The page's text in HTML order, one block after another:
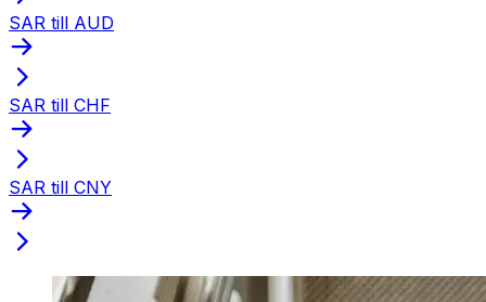
SAR till AUD
SAR till CHF
SAR till CNY